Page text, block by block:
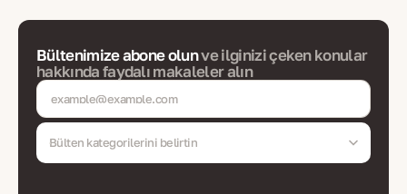
Bültenimize abone olunve ilginizi çeken konular
hakkında faydalı makaleler alın
Bülten kategorilerini belirtin